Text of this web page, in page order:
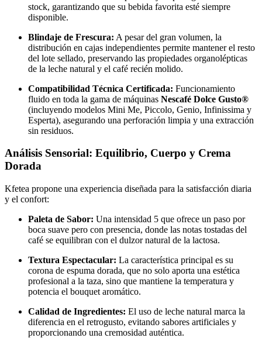
stock, garantizando que su bebida favorita esté siempre
disponible.
Blindaje de Frescura: A pesar del gran volumen, la
distribución en cajas independientes permite mantener el resto
del lote sellado, preservando las propiedades organolépticas
de la leche natural y el café recién molido.
Compatibilidad Técnica Certificada: Funcionamiento
fluido en toda la gama de máquinas Nescafé Dolce Gusto®
(incluyendo modelos Mini Me, Piccolo, Genio, Infinissima y
Esperta), asegurando una perforación limpia y una extracción
sin residuos.
Análisis Sensorial: Equilibrio, Cuerpo y Crema
Dorada
Kfetea propone una experiencia diseñada para la satisfacción diaria
y el confort:
Paleta de Sabor: Una intensidad 5 que ofrece un paso por
boca suave pero con presencia, donde las notas tostadas del
café se equilibran con el dulzor natural de la lactosa.
Textura Espectacular: La característica principal es su
corona de espuma dorada, que no solo aporta una estética
profesional a la taza, sino que mantiene la temperatura y
potencia el bouquet aromático.
Calidad de Ingredientes: El uso de leche natural marca la
diferencia en el retrogusto, evitando sabores artificiales y
proporcionando una cremosidad auténtica.